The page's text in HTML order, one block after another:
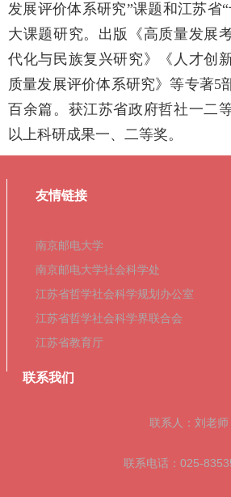
发展评价体系研究”课题和江苏省
大课题研究。出版《高质量发展
代化与民族复兴研究》《人才创
质量发展评价体系研究》等专著5
百余篇。获江苏省政府哲社一二
以上科研成果一、二等奖。
友情链接
南京邮电大学
南京邮电大学社会科学处
江苏省哲学社会科学规划办公室
江苏省哲学社会科学界联合会
江苏省教育厅
联系我们
联系人：刘老师
联系电话：025-